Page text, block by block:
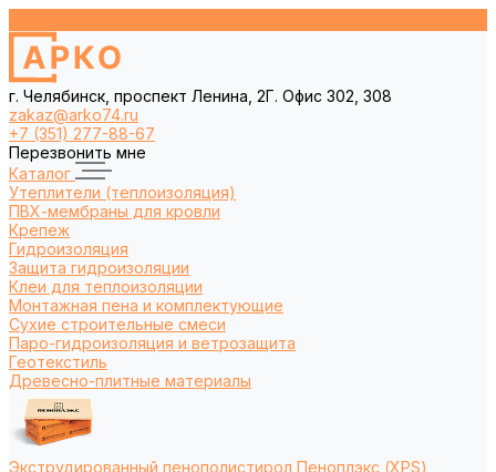
г. Челябинск, проспект Ленина, 2Г. Офис 302, 308
zakaz@arko74.ru
+7 (351) 277-88-67
Перезвонить мне
Каталог
Утеплители (теплоизоляция)
ПВХ-мембраны для кровли
Крепеж
Гидроизоляция
Защита гидроизоляции
Клеи для теплоизоляции
Монтажная пена и комплектующие
Сухие строительные смеси
Паро-гидроизоляция и ветрозащита
Геотекстиль
Древесно-плитные материалы
Экструдированный пенополистирол Пеноплэкс (XPS)